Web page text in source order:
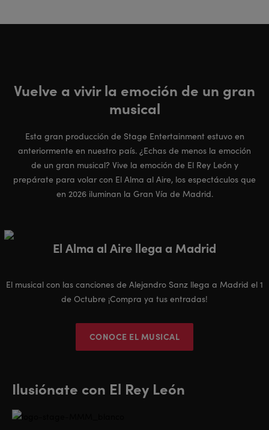
Vuelve a vivir la emoción de un gran
musical
Esta gran producción de Stage Entertainment estuvo en
anteriormente en nuestro país. ¿Echas de menos la emoción
de un gran musical? Vive la emoción de El Rey León y
prepárate para volar con El Alma al Aire, los espectáculos que
en 2026 iluminan la Gran Vía de Madrid.
El Alma al Aire llega a Madrid
El musical con las canciones de Alejandro Sanz llega a Madrid el 1
de Octubre ¡Compra ya tus entradas!
CONOCE EL MUSICAL
Ilusiónate con El Rey León